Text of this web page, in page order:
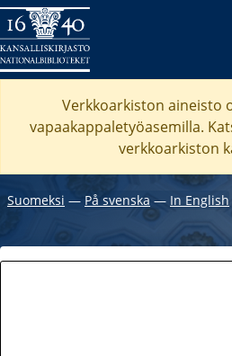
Verkkoarkiston aineisto
vapaakappaletyöasemilla.
verkkoarkiston
Suomeksi ― På svenska ― In English